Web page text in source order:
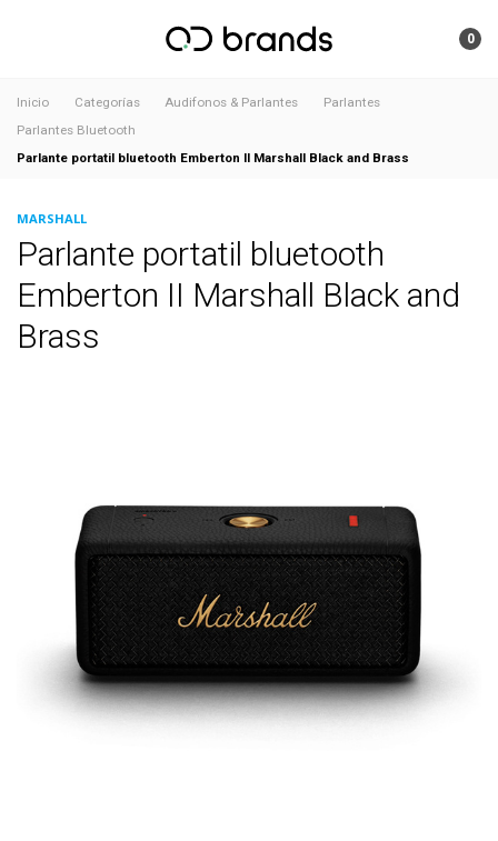
0
Inicio Categorías Audifonos & Parlantes
Parlantes
Parlantes Bluetooth
Parlante portatil bluetooth Emberton II Marshall Black and Brass
MARSHALL
Parlante portatil bluetooth
Emberton II Marshall Black and
Brass